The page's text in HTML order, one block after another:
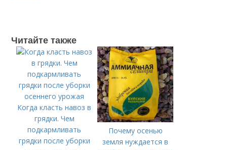
Читайте также
Когда класть навоз в
грядки. Чем
подкармливать
грядки после уборки
Почему осенью
земля нуждается в